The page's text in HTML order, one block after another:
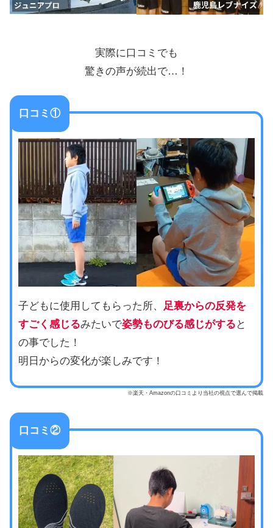
実際に口コミでも
驚きの声が続出で…！
口コミ①
子どもに使用してもらった所、
足裏からの反発を
すごく感じるみたいで姿勢ものびる感じがする と
の事でした！
明日からの変化が楽しみです！
※楽天・Amazonの口コミより当社の視点で選んで掲載
口コミ②